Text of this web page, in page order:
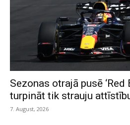
Sezonas otrajā pusē ‘Red
turpināt tik strauju
7. August, 2026